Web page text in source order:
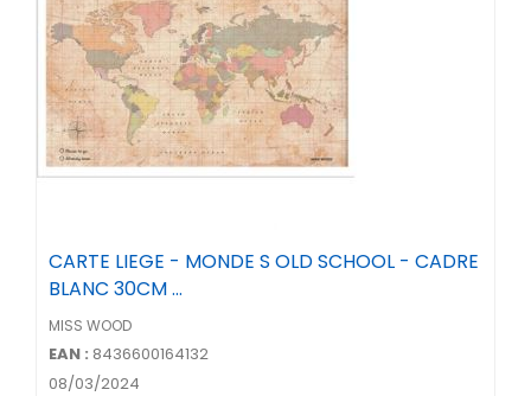
CARTE LIEGE - MONDE S OLD SCHOOL - CADRE
BLANC 30CM ...
MISS WOOD
EAN : 8436600164132
08/03/2024